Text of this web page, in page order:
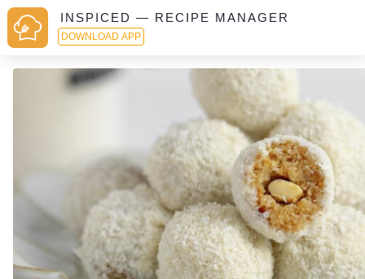
INSPICED — RECIPE MANAGER
DOWNLOAD APP